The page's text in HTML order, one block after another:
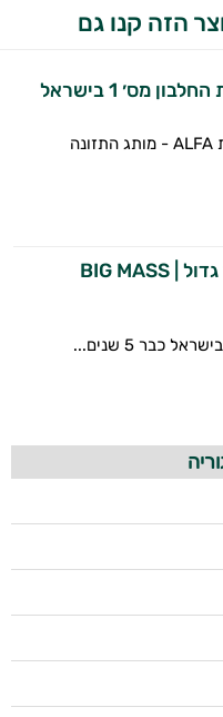
הזה קנו גם
אבקת חלבון אלפא מבית ALFA - מותג התזונה
ביג מאס גיינר מארז גדול | BIG MASS
כבר 5 שנים...